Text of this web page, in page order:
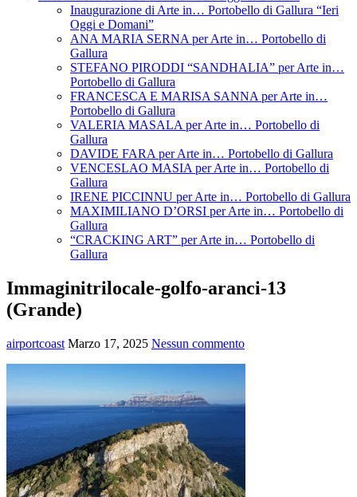
Inaugurazione di Arte in… Portobello di Gallura “Ieri
Oggi e Domani”
ANA MARIA SERNA per Arte in… Portobello di
Gallura
STEFANO PIRODDI “SANDHALIA” per Arte in…
Portobello di Gallura
FRANCESCA E MARISA SANNA per Arte in…
Portobello di Gallura
VALERIA MASALA per Arte in… Portobello di
Gallura
DAVIDE FARA per Arte in… Portobello di Gallura
VENCESLAO MASIA per Arte in… Portobello di
Gallura
IRENE PICCINNU per Arte in… Portobello di Gallura
MAXIMILIANO D’ORSI per Arte in… Portobello di
Gallura
“CRACKING ART” per Arte in… Portobello di
Gallura
Immaginitrilocale-golfo-aranci-13
(Grande)
airportcoast Marzo 17, 2025 Nessun commento